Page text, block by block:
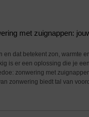
met zuignappen:
en dat betekent zon, warmte
is er een oplossing die je
zonwering met
zonwering biedt tal van